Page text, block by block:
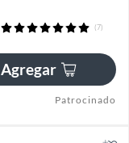
(7)
Agregar
Patrocinado